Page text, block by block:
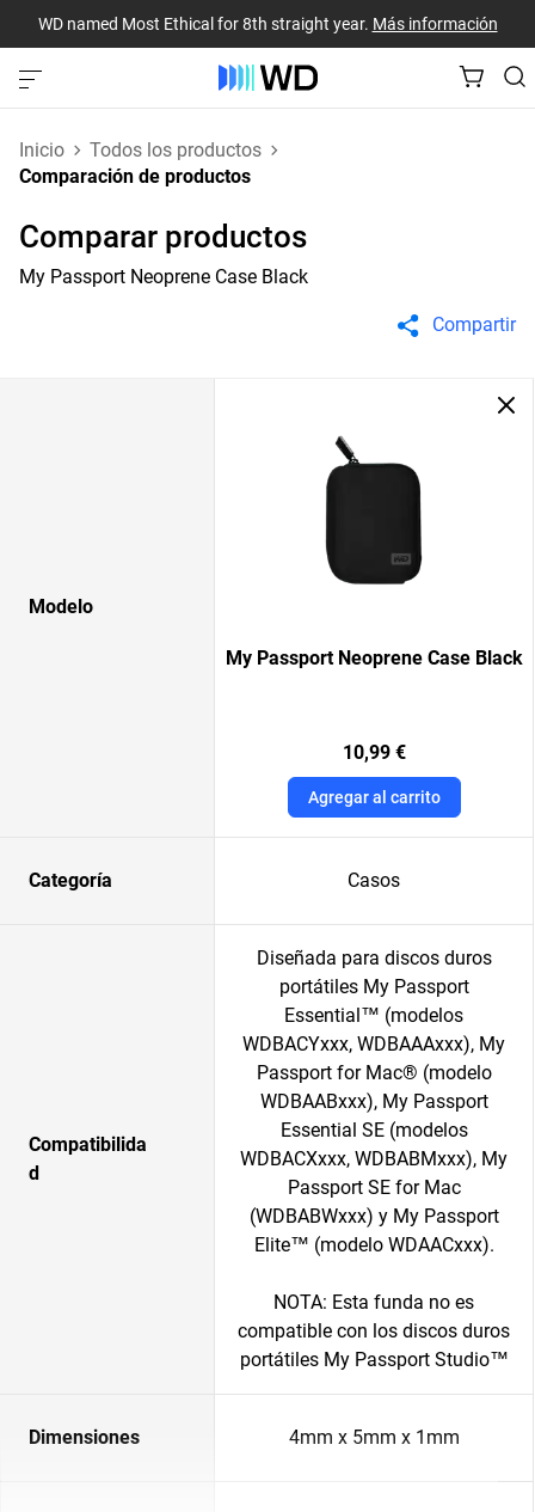
WD named Most Ethical for 8th straight year. Más información
Inicio
Todos los productos
Comparación de productos
Comparar productos
My Passport Neoprene Case Black
Compartir
Modelo
My Passport Neoprene Case Black
10,99 €
Agregar al carrito
Categoría Casos
Compatibilida
d
Diseñada para discos duros
portátiles My Passport
Essential™ (modelos
WDBACYxxx, WDBAAAxxx), My
Passport for Mac® (modelo
WDBAABxxx), My Passport
Essential SE (modelos
WDBACXxxx, WDBABMxxx), My
Passport SE for Mac
(WDBABWxxx) y My Passport
Elite™ (modelo WDAACxxx).
NOTA: Esta funda no es
compatible con los discos duros
portátiles My Passport Studio™
Dimensiones 4mm x 5mm x 1mm